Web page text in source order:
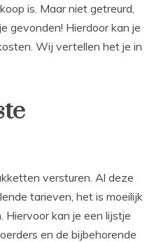
is. Maar niet getreurd,
gevonden! Hierdoor kan je
Wij vertellen het je in
versturen. Al deze
tarieven, het is moeilijk
Hiervoor kan je een lijstje
en de bijbehorende